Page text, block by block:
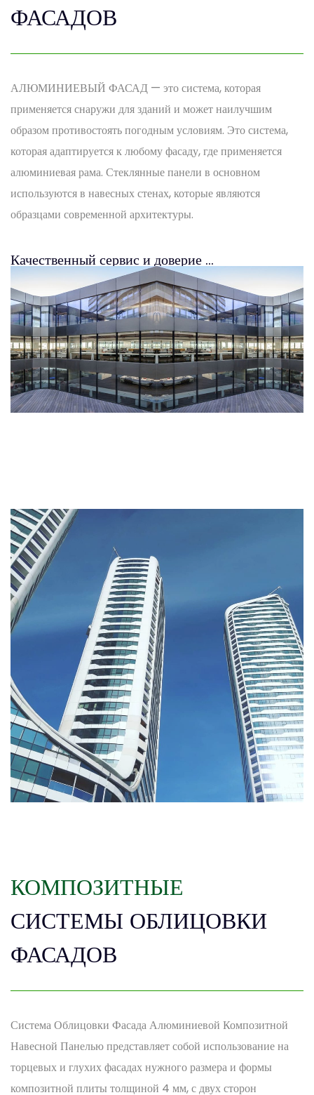
ФАСАДОВ
АЛЮМИНИЕВЫЙ ФАСАД — это система, которая
применяется снаружи для зданий и может наилучшим
образом противостоять погодным условиям. Это система,
которая адаптируется к любому фасаду, где применяется
алюминиевая рама. Стеклянные панели в основном
используются в навесных стенах, которые являются
образцами современной архитектуры.
Качественный сервис и доверие …
Нажмите Для Ознакомления.
КОМПОЗИТНЫЕ
СИСТЕМЫ ОБЛИЦОВКИ
ФАСАДОВ
Система Облицовки Фасада Алюминиевой Композитной
Навесной Панелью представляет собой использование на
торцевых и глухих фасадах нужного размера и формы
композитной плиты толщиной 4 мм, с двух сторон